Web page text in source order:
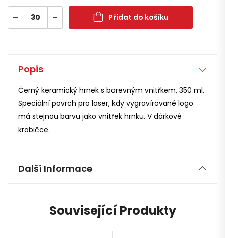
Přidat do košíku
Popis
Černý keramický hrnek s barevným vnitřkem, 350 ml.
Speciální povrch pro laser, kdy vygravírované logo
má stejnou barvu jako vnitřek hrnku. V dárkové
krabičce.
Další Informace
Související Produkty